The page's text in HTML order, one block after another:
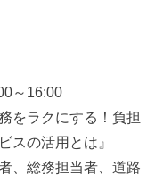
～16:00
をラクにする！負担
スの活用とは』
、総務担当者、道路